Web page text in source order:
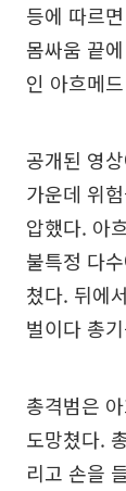
등에 따르
몸싸움 끝
인 아흐메
공개된 영
가운데 위
압했다. 아
불특정 다
쳤다. 뒤에
벌이다 총
총격범은
도망쳤다.
리고 손을